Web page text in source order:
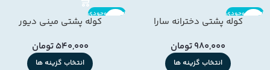
اتمام موجودی
کوله پشتی دخترانه سارا
980,000تومان
انتخاب گزینه ها
اتمام موجودی
کوله پشتی مینی دیور
540,000تومان
انتخاب گزینه ها